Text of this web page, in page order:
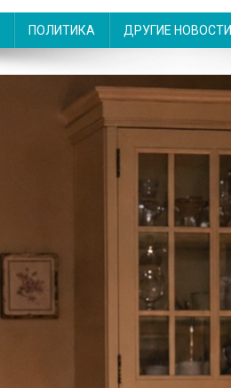
ПОЛИТИКА ДРУГИЕ НОВОСТИ